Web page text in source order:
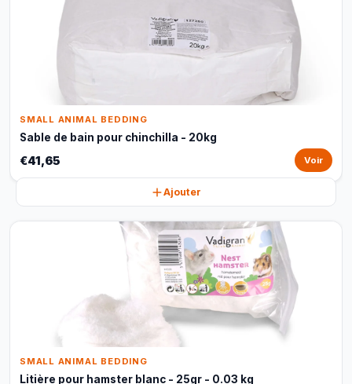
SMALL ANIMAL BEDDING
Sable de bain pour chinchilla - 20kg
€41,65 Voir
Ajouter
SMALL ANIMAL BEDDING
Litière pour hamster blanc - 25gr - 0.03 kg